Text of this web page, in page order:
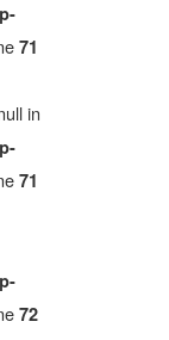
71
in
71
72